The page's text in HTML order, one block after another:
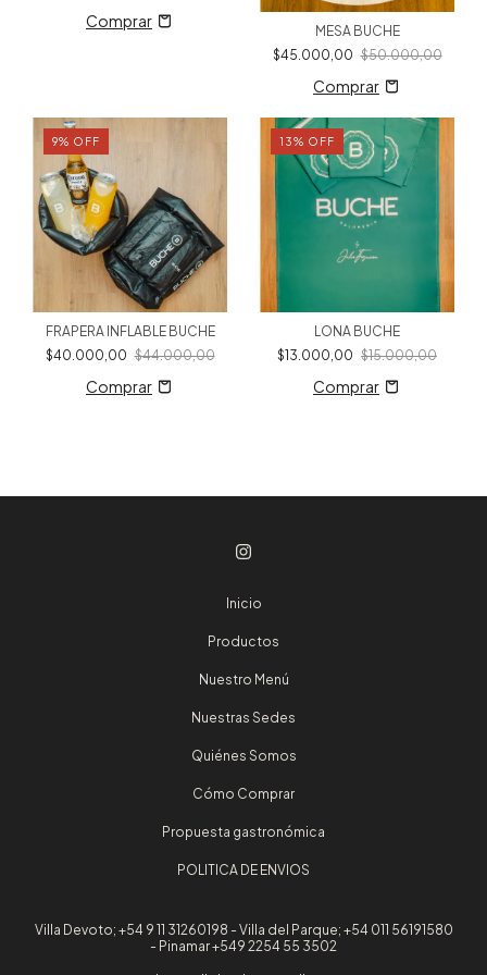
MESA BUCHE
$45.000,00 $50.000,00
9% OFF
FRAPERA INFLABLE BUCHE
$40.000,00 $44.000,00
13% OFF
LONA BUCHE
$13.000,00 $15.000,00
Inicio
Productos
Nuestro Menú
Nuestras Sedes
Quiénes Somos
Cómo Comprar
Propuesta gastronómica
POLITICA DE ENVIOS
Villa Devoto; +54 9 11 31260198 - Villa del Parque; +54 011 56191580
- Pinamar +549 2254 55 3502